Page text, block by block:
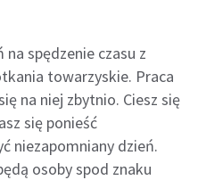
spędzenie czasu z
towarzyskie. Praca
na niej zbytnio. Ciesz się
się ponieść
niezapomniany dzień.
osoby spod znaku